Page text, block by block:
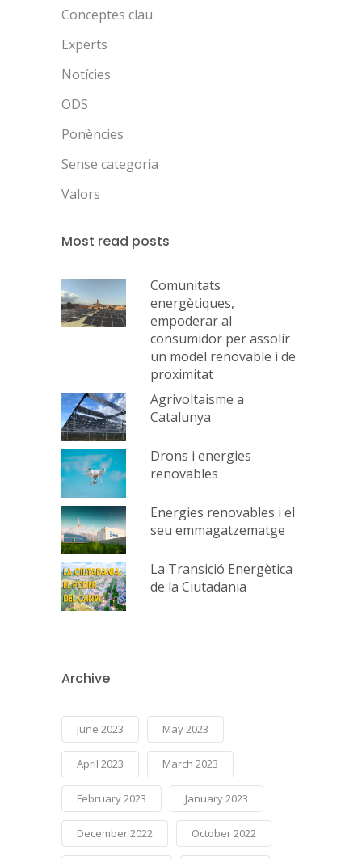
Conceptes clau
Experts
Notícies
ODS
Ponències
Sense categoria
Valors
Most read posts
Comunitats
energètiques,
empoderar al
consumidor per assolir
un model renovable i de
proximitat
Agrivoltaisme a
Catalunya
Drons i energies
renovables
Energies renovables i el
seu emmagatzematge
La Transició Energètica
de la Ciutadania
Archive
June 2023 May 2023
April 2023 March 2023
February 2023 January 2023
December 2022 October 2022